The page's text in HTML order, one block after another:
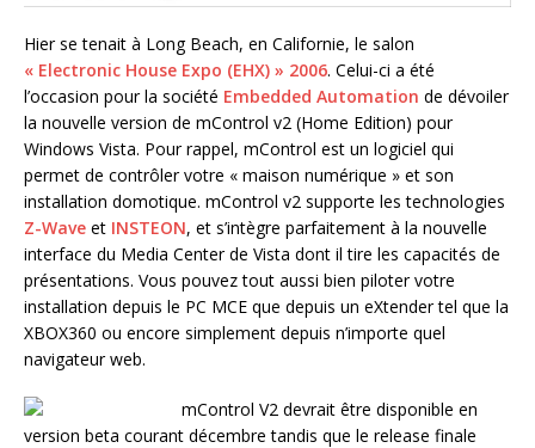
Hier se tenait à Long Beach, en Californie, le salon
« Electronic House Expo (EHX) » 2006. Celui-ci a été
l’occasion pour la société Embedded Automation de dévoiler
la nouvelle version de mControl v2 (Home Edition) pour
Windows Vista. Pour rappel, mControl est un logiciel qui
permet de contrôler votre « maison numérique » et son
installation domotique. mControl v2 supporte les technologies
Z-Wave et INSTEON, et s’intègre parfaitement à la nouvelle
interface du Media Center de Vista dont il tire les capacités de
présentations. Vous pouvez tout aussi bien piloter votre
installation depuis le PC MCE que depuis un eXtender tel que la
XBOX360 ou encore simplement depuis n’importe quel
navigateur web.
mControl V2 devrait être disponible en
version beta courant décembre tandis que le release finale